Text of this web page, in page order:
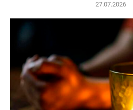
27.07.2026